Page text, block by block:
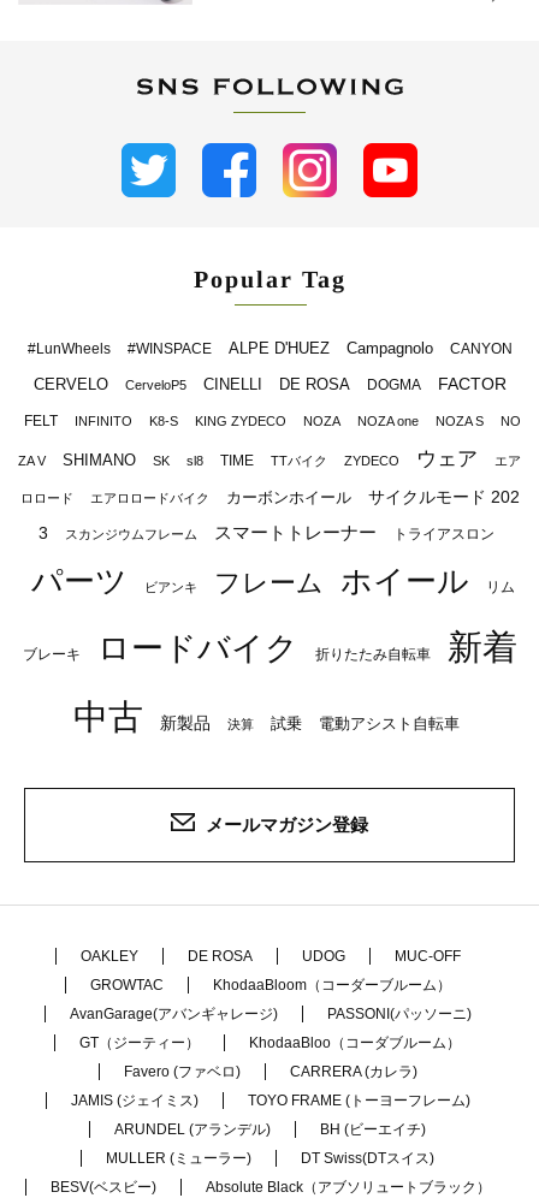
Popular Tag
#LunWheels #WINSPACE ALPE D'HUEZ Campagnolo CANYON
CERVELO CerveloP5 CINELLI DE ROSA DOGMA FACTOR
FELT INFINITO K8-S KING ZYDECO NOZA NOZA one NOZA S NO
ZA V SHIMANO SK sl8 TIME TTバイク ZYDECO ウェア エア
ロロード エアロロードバイク カーボンホイール
サイクルモード 202
3
スカンジウムフレーム スマートトレーナー トライアスロン
パーツ ビアンキ フレーム ホイール リム
ブレーキ ロードバイク 折りたたみ自転車
新着
中古
新製品 決算 試乗 電動アシスト自転車
メールマガジン登録
OAKLEY DE ROSA UDOG
MUC-OFF
GROWTAC
KhodaaBloom（コーダーブルーム）
AvanGarage(アバンギャレージ)
PASSONI(パッソーニ)
GT（ジーティー）
KhodaaBloo（コーダブルーム）
Favero (ファベロ)
CARRERA (カレラ)
JAMIS (ジェイミス)
TOYO FRAME (トーヨーフレーム)
ARUNDEL (アランデル)
BH (ビーエイチ)
MULLER (ミューラー)
DT Swiss(DTスイス)
BESV(ベスビー)
Absolute Black（アブソリュートブラック）